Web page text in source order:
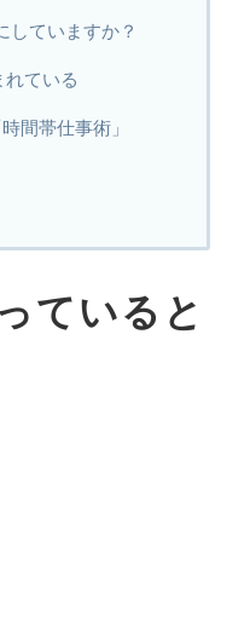
ていますか？
ている
間帯仕事術」
ていると